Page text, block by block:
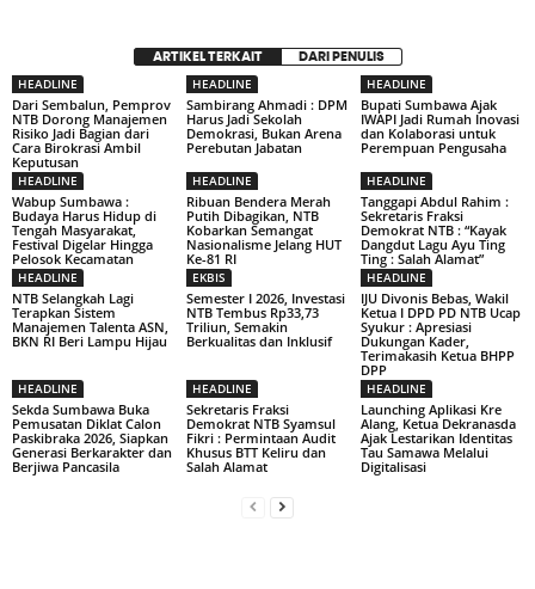
ARTIKEL TERKAIT DARI PENULIS
HEADLINE
Dari Sembalun, Pemprov
NTB Dorong Manajemen
Risiko Jadi Bagian dari
Cara Birokrasi Ambil
Keputusan
HEADLINE
Sambirang Ahmadi : DPM
Harus Jadi Sekolah
Demokrasi, Bukan Arena
Perebutan Jabatan
HEADLINE
Bupati Sumbawa Ajak
IWAPI Jadi Rumah Inovasi
dan Kolaborasi untuk
Perempuan Pengusaha
HEADLINE
Wabup Sumbawa :
Budaya Harus Hidup di
Tengah Masyarakat,
Festival Digelar Hingga
Pelosok Kecamatan
HEADLINE
Ribuan Bendera Merah
Putih Dibagikan, NTB
Kobarkan Semangat
Nasionalisme Jelang HUT
Ke-81 RI
HEADLINE
Tanggapi Abdul Rahim :
Sekretaris Fraksi
Demokrat NTB : “Kayak
Dangdut Lagu Ayu Ting
Ting : Salah Alamat”
HEADLINE
NTB Selangkah Lagi
Terapkan Sistem
Manajemen Talenta ASN,
BKN RI Beri Lampu Hijau
EKBIS
Semester I 2026, Investasi
NTB Tembus Rp33,73
Triliun, Semakin
Berkualitas dan Inklusif
HEADLINE
IJU Divonis Bebas, Wakil
Ketua I DPD PD NTB Ucap
Syukur : Apresiasi
Dukungan Kader,
Terimakasih Ketua BHPP
DPP
HEADLINE
Sekda Sumbawa Buka
Pemusatan Diklat Calon
Paskibraka 2026, Siapkan
Generasi Berkarakter dan
Berjiwa Pancasila
HEADLINE
Sekretaris Fraksi
Demokrat NTB Syamsul
Fikri : Permintaan Audit
Khusus BTT Keliru dan
Salah Alamat
HEADLINE
Launching Aplikasi Kre
Alang, Ketua Dekranasda
Ajak Lestarikan Identitas
Tau Samawa Melalui
Digitalisasi